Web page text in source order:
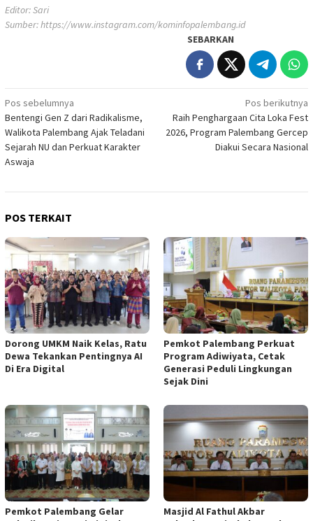
Editor: Sari
Sumber:https://www.instagram.com/kominfopalembang.id
SEBARKAN
Navigasi
pos
Pos sebelumnya
Bentengi Gen Z dari Radikalisme,
Walikota Palembang Ajak Teladani
Sejarah NU dan Perkuat Karakter
Aswaja
Pos berikutnya
Raih Penghargaan Cita Loka Fest
2026, Program Palembang Gercep
Diakui Secara Nasional
POS TERKAIT
Dorong UMKM Naik Kelas, Ratu
Dewa Tekankan Pentingnya AI
Di Era Digital
Pemkot Palembang Perkuat
Program Adiwiyata, Cetak
Generasi Peduli Lingkungan
Sejak Dini
Pemkot Palembang Gelar
Masjid Al Fathul Akbar